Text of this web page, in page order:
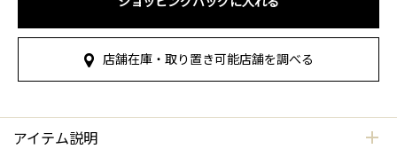
店舗在庫・取り置き可能店舗を調べる
アイテム説明